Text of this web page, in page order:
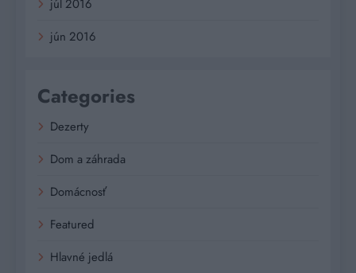
júl 2016
jún 2016
Categories
Dezerty
Dom a záhrada
Domácnosť
Featured
Hlavné jedlá